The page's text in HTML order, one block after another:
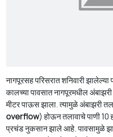
नागपूरसह परिसरात शनिवारी
कालच्या पावसात नागपूरमधील
मीटर पाऊस झाला. त्यामुळे अंबाझरी
overflow) होऊन तलावाचे पाणी 10
प्रचंड नुकसान झाले आहे. पावसामुळे